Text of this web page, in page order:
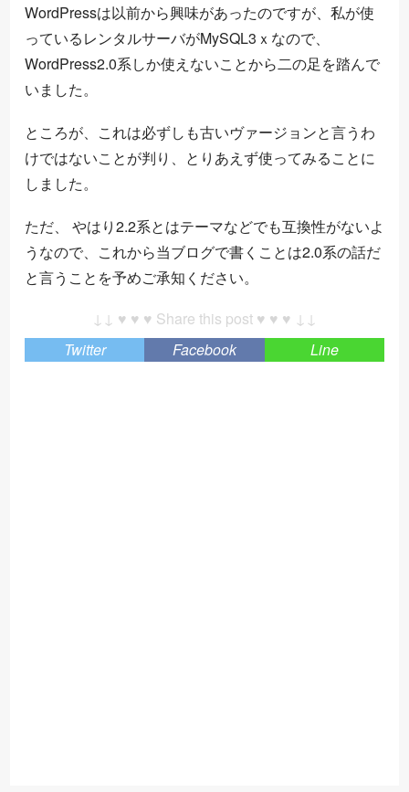
WordPressは以前から興味があったのですが、私が使
っているレンタルサーバがMySQL3ｘなので、
WordPress2.0系しか使えないことから二の足を踏んで
いました。
ところが、これは必ずしも古いヴァージョンと言うわ
けではないことが判り、とりあえず使ってみることに
しました。
ただ、 やはり2.2系とはテーマなどでも互換性がないよ
うなので、これから当ブログで書くことは2.0系の話だ
と言うことを予めご承知ください。
↓↓ ♥ ♥ ♥ Share this post ♥ ♥ ♥ ↓↓
Twitter
Facebook Line